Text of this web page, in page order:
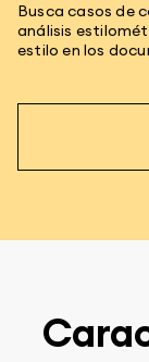
Busca casos de
análisis
estilo en los